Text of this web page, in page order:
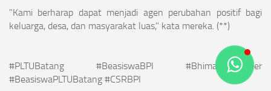
"Kami berharap dapat menjadi agen perubahan positif bagi
keluarga, desa, dan masyarakat luas," kata mereka. (**)
#PLTUBatang #BeasiswaBPI #BhimasenaPower
#BeasiswaPLTUBatang #CSRBPI